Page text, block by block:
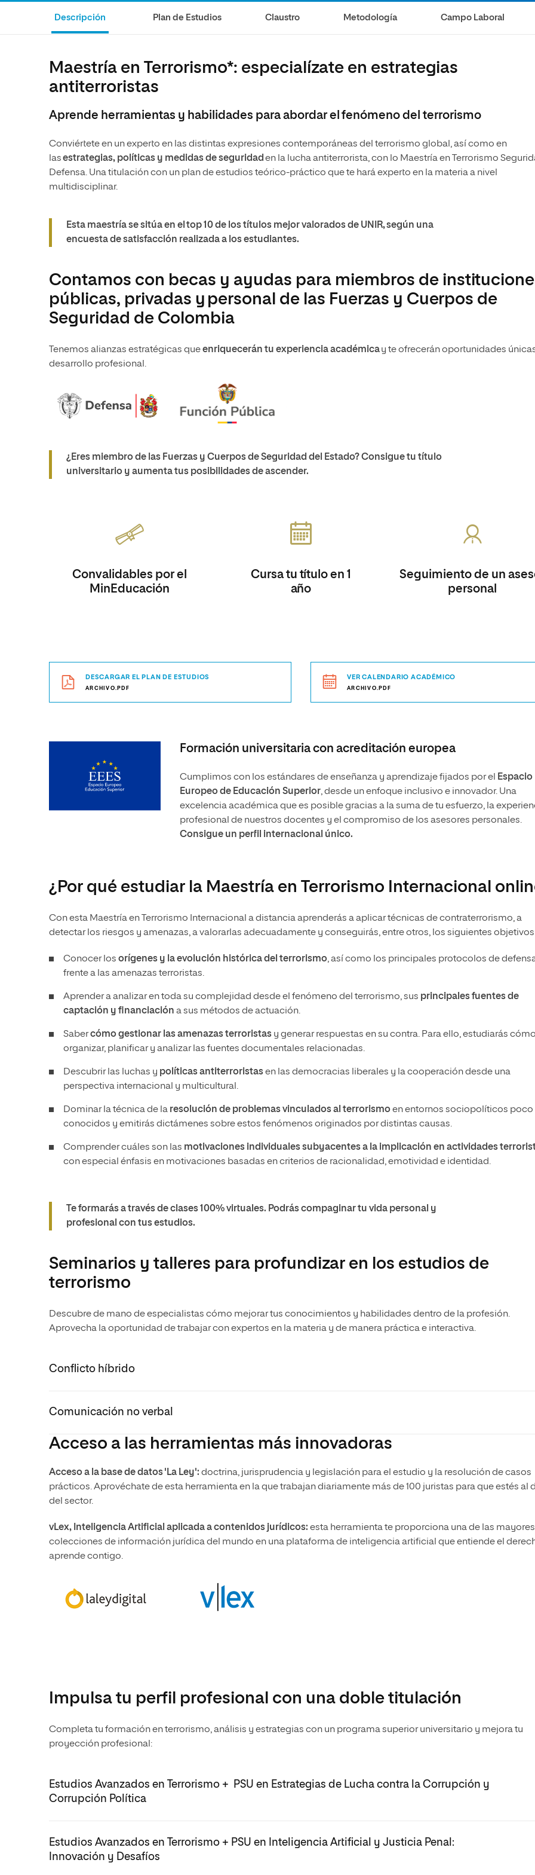
Marketing y Comunicación
Diseño
Ciencias Sociales y del Trabajo
Marketing y Comunicación
Música
Descripción Plan de Estudios Claustro Metodología Campo Laboral
Maestría en Terrorismo*: especialízate en estrategias
antiterroristas
Aprende herramientas y habilidades para abordar el fenómeno del terrorismo
Conviértete en un experto en las distintas expresiones contemporáneas del terrorismo global, así como en
lasestrategias, políticas y medidas de seguridad en la lucha antiterrorista, con lo Maestría en Terrorismo
Defensa. Una titulación con un plan de estudios teórico-práctico que te hará experto en la materia a nivel
multidisciplinar.
Esta maestría se sitúa en el top 10 de los títulos mejor valorados de UNIR, según una
encuesta de satisfacción realizada a los estudiantes.
Contamos con becas y ayudas para miembros de
públicas, privadas y personal de las Fuerzas y Cuerpos de
Seguridad de Colombia
Tenemos alianzas estratégicas queenriquecerán tu experiencia académicay te ofrecerán oportunidades
desarrollo profesional.
¿Eres miembro de las Fuerzas y Cuerpos de Seguridad del Estado? Consigue tu título
universitario y aumenta tus posibilidades de ascender.
Convalidables por el
MinEducación
Cursa tu título en 1
año
Seguimiento de un
personal
DESCARGAR EL PLAN DE ESTUDIOS
ARCHIVO.PDF
VER CALENDARIO ACADÉMICO
ARCHIVO.PDF
Formación universitaria con acreditación europea
Cumplimos con los estándares de enseñanza y aprendizaje fijados por el
Espacio
Europeo de Educación Superior, desde un enfoque inclusivo e innovador. Una
excelencia académica que es posible gracias a la suma de tu esfuerzo, la
profesional de nuestros docentes y el compromiso de los asesores personales.
Consigue un perfil internacional único.
¿Por qué estudiar la Maestría en Terrorismo Internacional
Con esta Maestría en Terrorismo Internacional a distancia aprenderás a aplicar técnicas de contraterrorismo, a
detectar los riesgos y amenazas, a valorarlas adecuadamente y conseguirás, entre otros, los siguientes
Conocer los orígenes y la evolución histórica del terrorismo, así como los principales protocolos de
frente a las amenazas terroristas.
Aprender a analizar en toda su complejidad desde el fenómeno del terrorismo, sus principales fuentes de
captación y financiación a sus métodos de actuación.
Sabercómo gestionar las amenazas terroristas y generar respuestas en su contra. Para ello, estudiarás
organizar, planificar y analizar las fuentes documentales relacionadas.
Descubrir las luchas y políticas antiterroristasen las democracias liberales y la cooperación desde una
perspectiva internacional y multicultural.
Dominar la técnica de la resolución de problemas vinculados al terrorismoen entornos sociopolíticos poco
conocidos y emitirás dictámenes sobre estos fenómenos originados por distintas causas.
Comprender cuáles son las motivaciones individuales subyacentes a la implicación en actividades
con especial énfasis en motivaciones basadas en criterios de racionalidad, emotividad e identidad.
Te formarás a través de clases 100% virtuales. Podrás compaginar tu vida personal y
profesional con tus estudios.
Seminarios y talleres para profundizar en los estudios de
terrorismo
Descubre de mano de especialistas cómo mejorar tus conocimientos y habilidades dentro de la profesión.
Aprovecha la oportunidad de trabajar con expertos en la materia y de manera práctica e interactiva.
Conflicto híbrido
Comunicación no verbal
Acceso a las herramientas más innovadoras
Acceso a la base de datos 'La Ley': doctrina, jurisprudencia y legislación para el estudio y la resolución de casos
prácticos. Aprovéchate de esta herramienta en la que trabajan diariamente más de 100 juristas para que estés al
del sector.
vLex, Inteligencia Artificial aplicada a contenidos jurídicos: esta herramienta te proporciona una de las mayores
colecciones de información jurídica del mundo en una plataforma de inteligencia artificial que entiende el
aprende contigo.
Impulsa tu perfil profesional con una doble titulación
Completa tu formación en terrorismo, análisis y estrategias con un programa superior universitario y mejora tu
proyección profesional:
Estudios Avanzados en Terrorismo + PSU en Estrategias de Lucha contra la Corrupción y
Corrupción Política
Estudios Avanzados en Terrorismo + PSU en Inteligencia Artificial y Justicia Penal:
Innovación y Desafíos